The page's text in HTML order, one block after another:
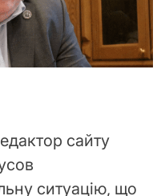
сайту
ситуацію, що